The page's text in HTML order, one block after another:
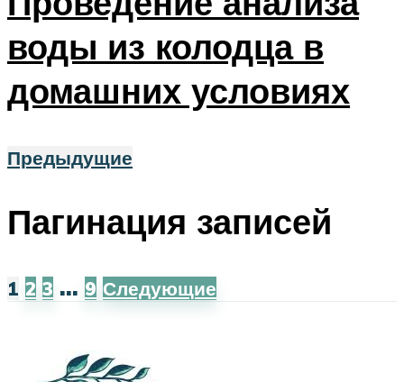
воды из колодца в
домашних условиях
Предыдущие
Пагинация записей
1 2 3 … 9 Следующие